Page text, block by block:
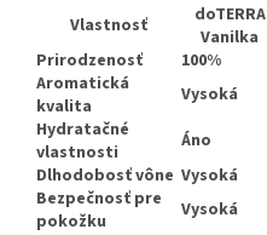
Vlastnosť
doTERRA
Vanilka
Prirodzenosť
100%
Aromatická
kvalita
Vysoká
Hydratačné
vlastnosti
Áno
Dlhodobosť vône Vysoká
Bezpečnosť pre
pokožku
Vysoká